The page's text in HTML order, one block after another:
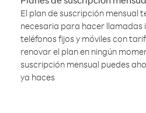
El plan de suscripción mensual
necesaria para hacer llamadas
teléfonos fijos y móviles con
renovar el plan en ningún
suscripción mensual puedes
ya haces